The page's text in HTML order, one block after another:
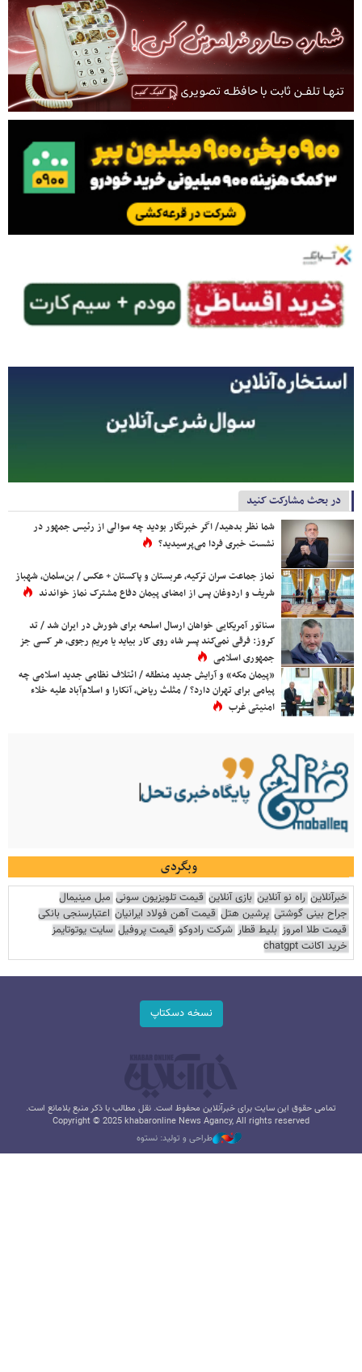
در بحث مشارکت کنید
شما نظر بدهید/ اگر خبرنگار بودید چه سوالی از رئیس جمهور در
نشست خبری فردا می‌پرسیدید؟
نماز جماعت سران ترکیه، عربستان و پاکستان + عکس / بن‌سلمان، شهباز
شریف و اردوغان پس از امضای پیمان دفاع مشترک نماز خواندند
سناتور آمریکایی خواهان ارسال اسلحه برای شورش در ایران شد / تد
کروز: فرقی نمی‌کند پسر شاه روی کار بیاید یا مریم رجوی، هر کسی جز
جمهوری اسلامی
«پیمان مکه» و آرایش جدید منطقه / ائتلاف نظامی جدید اسلامی چه
پیامی برای تهران دارد؟ / مثلث ریاض، آنکارا و اسلام‌آباد علیه خلاء
امنیتی غرب
وبگردی
خبرآنلاین راه نو آنلاین بازی آنلاین قیمت تلویزیون سونی مبل مینیمال
جراح بینی گوشتی پرشین هتل قیمت آهن فولاد ایرانیان اعتبارسنجی بانکی
قیمت طلا امروز بلیط قطار شرکت رادوکو قیمت پروفیل سایت یوتوتایمز
خرید اکانت chatgpt
نسخه دسکتاپ
تمامی حقوق این سایت برای خبرآنلاین محفوظ است. نقل مطالب با ذکر منبع بلامانع است.
Copyright © 2025 khabaronline News Agancy, All rights reserved
طراحی و تولید: نستوه